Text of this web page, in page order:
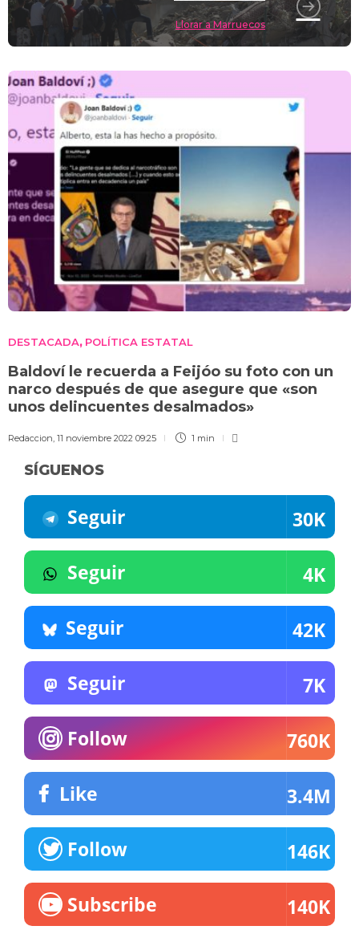
Llorar a Marruecos
DESTACADA, POLÍTICA ESTATAL
Baldoví le recuerda a Feijóo su foto con un
narco después de que asegure que «son
unos delincuentes desalmados»
Redaccion, 11 noviembre 2022 09:25 1 min
SÍGUENOS
Seguir 30K
Seguir 4K
Seguir 42K
Seguir 7K
Follow 760K
Like 3.4M
Follow 146K
Subscribe 140K